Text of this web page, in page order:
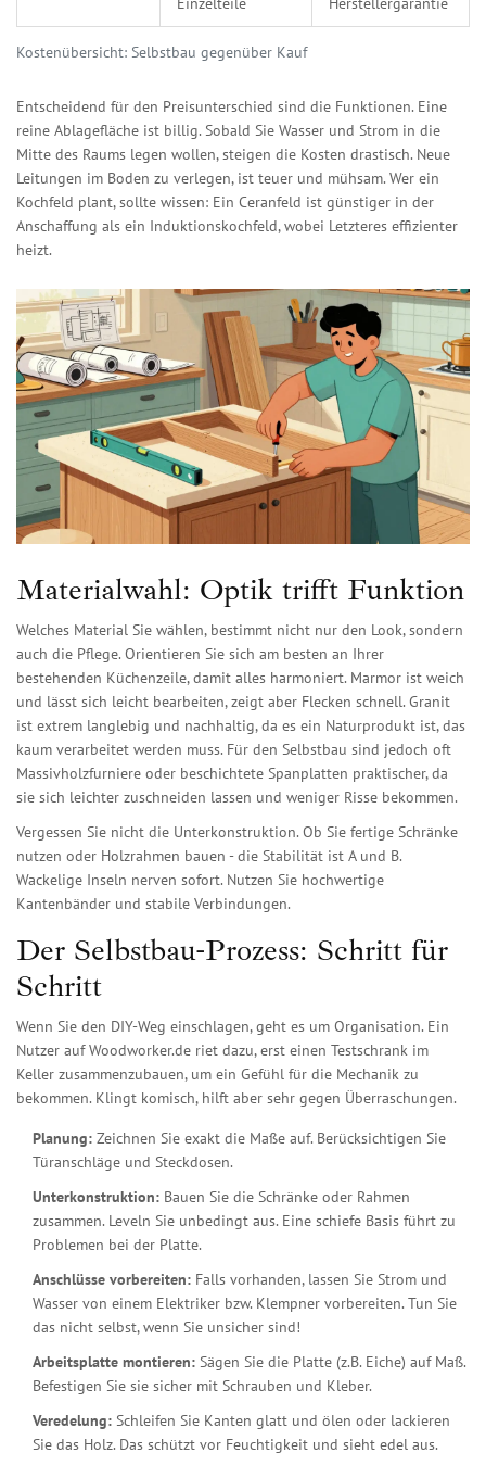
Kostenübersicht: Selbstbau gegenüber Kauf
Entscheidend für den Preisunterschied sind die Funktionen. Eine
reine Ablagefläche ist billig. Sobald Sie Wasser und Strom in die
Mitte des Raums legen wollen, steigen die Kosten drastisch. Neue
Leitungen im Boden zu verlegen, ist teuer und mühsam. Wer ein
Kochfeld plant, sollte wissen: Ein Ceranfeld ist günstiger in der
Anschaffung als ein Induktionskochfeld, wobei Letzteres effizienter
heizt.
Materialwahl: Optik trifft Funktion
Welches Material Sie wählen, bestimmt nicht nur den Look, sondern
auch die Pflege. Orientieren Sie sich am besten an Ihrer
bestehenden Küchenzeile, damit alles harmoniert. Marmor ist weich
und lässt sich leicht bearbeiten, zeigt aber Flecken schnell. Granit
ist extrem langlebig und nachhaltig, da es ein Naturprodukt ist, das
kaum verarbeitet werden muss. Für den Selbstbau sind jedoch oft
Massivholzfurniere oder beschichtete Spanplatten praktischer, da
sie sich leichter zuschneiden lassen und weniger Risse bekommen.
Vergessen Sie nicht die Unterkonstruktion. Ob Sie fertige Schränke
nutzen oder Holzrahmen bauen - die Stabilität ist A und B.
Wackelige Inseln nerven sofort. Nutzen Sie hochwertige
Kantenbänder und stabile Verbindungen.
Der Selbstbau-Prozess: Schritt für
Schritt
Wenn Sie den DIY-Weg einschlagen, geht es um Organisation. Ein
Nutzer auf Woodworker.de riet dazu, erst einen Testschrank im
Keller zusammenzubauen, um ein Gefühl für die Mechanik zu
bekommen. Klingt komisch, hilft aber sehr gegen Überraschungen.
Planung: Zeichnen Sie exakt die Maße auf. Berücksichtigen Sie
Türanschläge und Steckdosen.
Unterkonstruktion: Bauen Sie die Schränke oder Rahmen
zusammen. Leveln Sie unbedingt aus. Eine schiefe Basis führt zu
Problemen bei der Platte.
Anschlüsse vorbereiten: Falls vorhanden, lassen Sie Strom und
Wasser von einem Elektriker bzw. Klempner vorbereiten. Tun Sie
das nicht selbst, wenn Sie unsicher sind!
Arbeitsplatte montieren: Sägen Sie die Platte (z.B. Eiche) auf Maß.
Befestigen Sie sie sicher mit Schrauben und Kleber.
Veredelung: Schleifen Sie Kanten glatt und ölen oder lackieren
Sie das Holz. Das schützt vor Feuchtigkeit und sieht edel aus.